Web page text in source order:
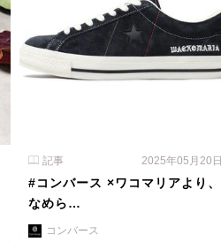
記事 2025年05月20日
#コンバース ×ワコマリアより、
なめら…
コンバース